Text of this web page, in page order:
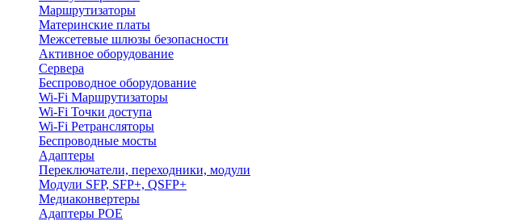
Маршрутизаторы
Материнские платы
Межсетевые шлюзы безопасности
Активное оборудование
Сервера
Беспроводное оборудование
Wi-Fi Маршрутизаторы
Wi-Fi Точки доступа
Wi-Fi Ретрансляторы
Беспроводные мосты
Адаптеры
Переключатели, переходники, модули
Модули SFP, SFP+, QSFP+
Медиаконвертеры
Адаптеры POE